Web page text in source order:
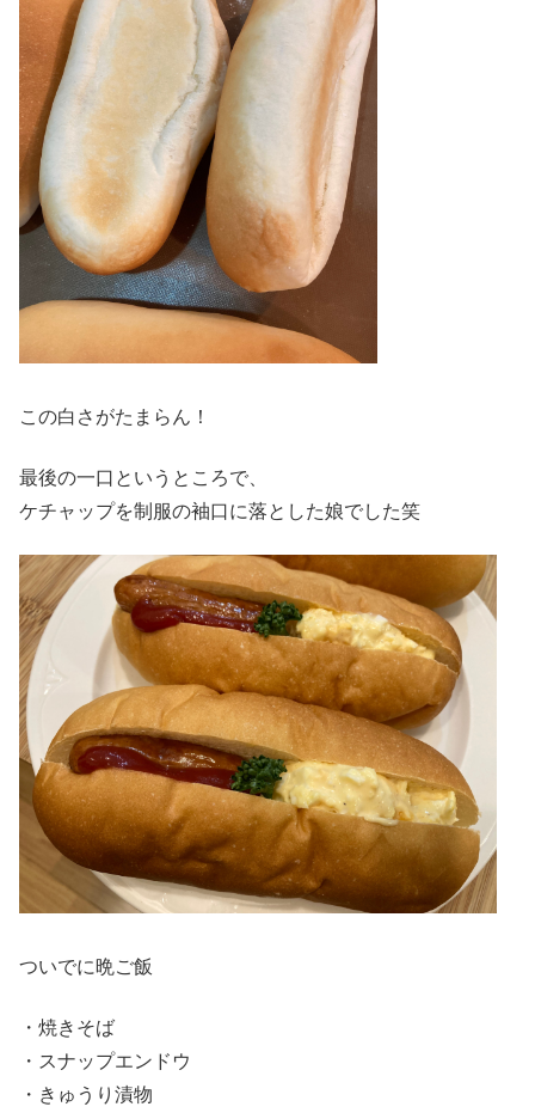
この白さがたまらん！
最後の一口というところで、
ケチャップを制服の袖口に落とした娘でした笑
ついでに晩ご飯
・焼きそば
・スナップエンドウ
・きゅうり漬物